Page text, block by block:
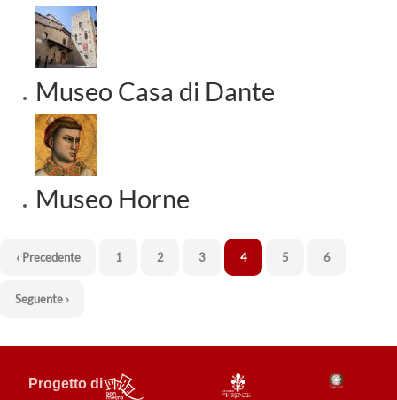
Museo Casa di Dante
Museo Horne
‹ Precedente 1 2 3 4 5 6
Seguente ›
Progetto di